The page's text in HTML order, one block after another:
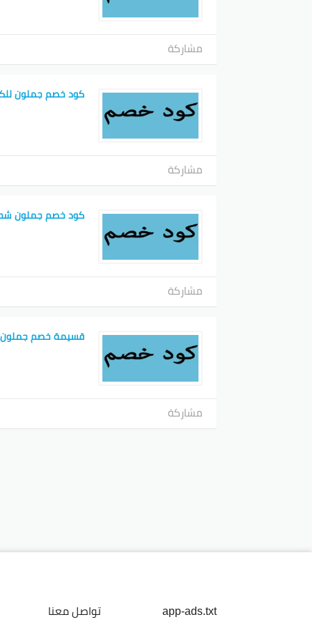
مشاركة
كود خصم جملون
مشاركة
كود خصم جملون
مشاركة
قسيمة خصم جملون
مشاركة
app-ads.txt
تواصل معنا